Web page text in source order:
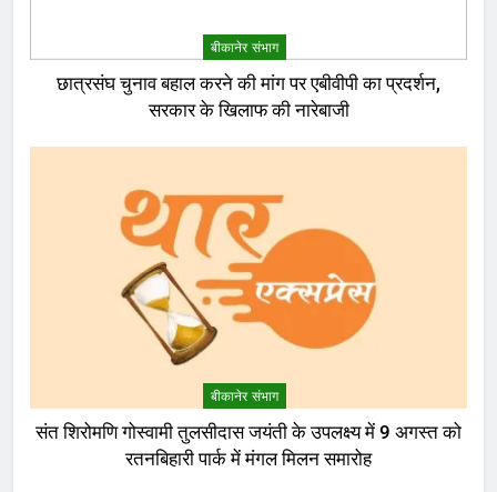
बीकानेर संभाग
छात्रसंघ चुनाव बहाल करने की मांग पर एबीवीपी का प्रदर्शन,
सरकार के खिलाफ की नारेबाजी
बीकानेर संभाग
संत शिरोमणि गोस्वामी तुलसीदास जयंती के उपलक्ष्य में 9 अगस्त को
रतनबिहारी पार्क में मंगल मिलन समारोह